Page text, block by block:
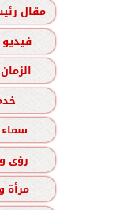
مقال
فيديو
سماء
رؤى